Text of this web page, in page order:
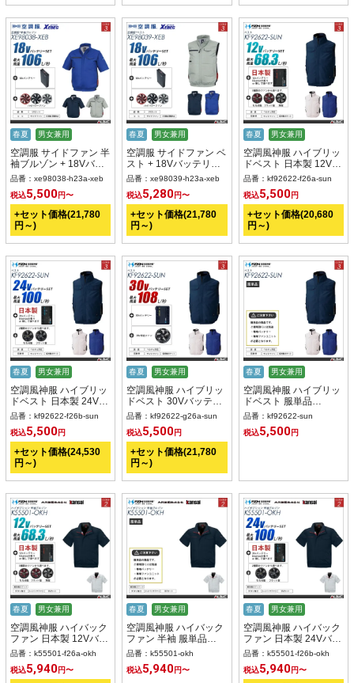
春夏 男女兼用
空調服 サイドファン 半
袖ブルゾン + 18Vバッ
テリー + ファン set 【
XE98038-H23A-XEB
】
品番：xe98038-h23a-xeb
税込5,500円〜
+セット価格(21,780
円～)
春夏 男女兼用
空調服 サイドファン ベ
スト + 18Vバッテリー
+ ファン set 【
XE98039-H23A-XEB
】
品番：xe98039-h23a-xeb
税込5,280円〜
+セット価格(21,780
円～)
春夏 男女兼用
空調風神服 ハイブリッ
ドベスト 日本製 12Vバ
ッテリー + ファンset
【KF92622-F26A-
SUN】
品番：kf92622-f26a-sun
税込5,500円
+セット価格(20,680
円～)
春夏 男女兼用
空調風神服 ハイブリッ
ドベスト 日本製 24Vバ
ッテリー + ファンset
【KF92622-F26B-
SUN】
品番：kf92622-f26b-sun
税込5,500円
+セット価格(24,530
円～)
春夏 男女兼用
空調風神服 ハイブリッ
ドベスト 30Vバッテリ
ー + ファンset
【KF92622-G26A-
SUN】
品番：kf92622-g26a-sun
税込5,500円
+セット価格(21,780
円～)
春夏 男女兼用
空調風神服 ハイブリッ
ドベスト 服単品
【KF92622-SUN】
品番：kf92622-sun
税込5,500円
春夏 男女兼用
空調風神服 ハイバック
ファン 日本製 12Vバッ
テリー + ファンset
【K55501-F26A-
OKH】
品番：k55501-f26a-okh
税込5,940円〜
春夏 男女兼用
空調風神服 ハイバック
ファン 半袖 服単品
【K55501-OKH】
品番：k55501-okh
税込5,940円〜
春夏 男女兼用
空調風神服 ハイバック
ファン 日本製 24Vバッ
テリー + ファンset
【K55501-F26B-
OKH】
品番：k55501-f26b-okh
税込5,940円〜